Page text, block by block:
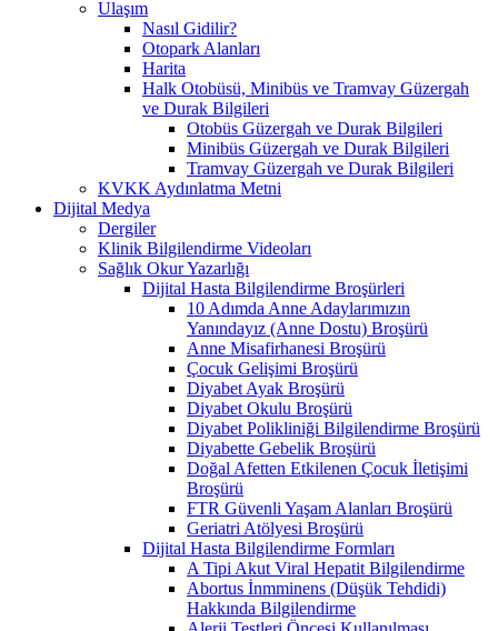
Ulaşım
Nasıl Gidilir?
Otopark Alanları
Harita
Halk Otobüsü, Minibüs ve Tramvay Güzergah
ve Durak Bilgileri
Otobüs Güzergah ve Durak Bilgileri
Minibüs Güzergah ve Durak Bilgileri
Tramvay Güzergah ve Durak Bilgileri
KVKK Aydınlatma Metni
Dijital Medya
Dergiler
Klinik Bilgilendirme Videoları
Sağlık Okur Yazarlığı
Dijital Hasta Bilgilendirme Broşürleri
10 Adımda Anne Adaylarımızın
Yanındayız (Anne Dostu) Broşürü
Anne Misafirhanesi Broşürü
Çocuk Gelişimi Broşürü
Diyabet Ayak Broşürü
Diyabet Okulu Broşürü
Diyabet Polikliniği Bilgilendirme Broşürü
Diyabette Gebelik Broşürü
Doğal Afetten Etkilenen Çocuk İletişimi
Broşürü
FTR Güvenli Yaşam Alanları Broşürü
Geriatri Atölyesi Broşürü
Dijital Hasta Bilgilendirme Formları
A Tipi Akut Viral Hepatit Bilgilendirme
Abortus İnmminens (Düşük Tehdidi)
Hakkında Bilgilendirme